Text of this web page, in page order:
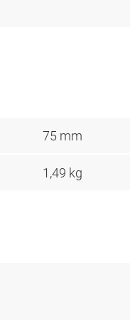
75 mm
1,49 kg